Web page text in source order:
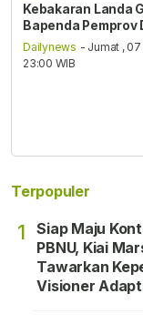
Kebakaran Landa
Bapenda Pemprov
Dailynews - Jumat ,
23:00 WIB
Terpopuler
1
Siap Maju
PBNU, Kiai
Tawarkan
Visioner